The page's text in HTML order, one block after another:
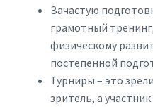
Зачастую
грамотный
физическому
постепенной
Турниры – это
зритель, а